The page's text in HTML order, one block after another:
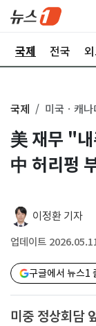
국제 전국
국제 미국ㆍ캐나
美 재무 "
中 허리펑
이정환 기자
업데이트
구글에서 뉴스1
미중 정상회담